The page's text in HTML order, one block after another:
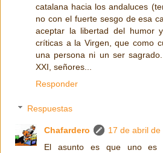
catalana hacia los andaluces
no con el fuerte sesgo de esa
aceptar la libertad del humor
críticas a la Virgen, que como
una persona ni un ser
XXI, señores...
Responder
Respuestas
Chafardero
17 de abril
El asunto es que uno es